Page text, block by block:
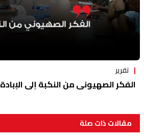
تقرير
الفكر الصهيوني من النكبة إلى الإبادة
مقالات ذات صلة